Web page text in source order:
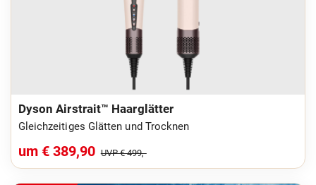
Dyson Airstrait™ Haarglätter
Gleichzeitiges Glätten und Trocknen
um € 389,90 UVP € 499,-